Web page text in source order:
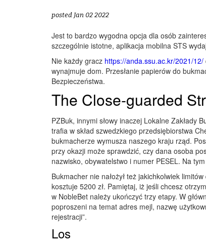
posted Jan 02 2022
Jest to bardzo wygodna opcja dla osób
szczególnie istotne, aplikacja mobilna STS
Nie każdy gracz https://anda.ssu.ac.kr/2021/12/
wynajmuje dom. Przesłanie papierów do
Bezpieczeństwa.
The Close-guarded
PZBuk, innymi słowy inaczej Lokalne Zakłady
trafia w skład szwedzkiego przedsiębiorstwa
bukmacherze wymusza naszego kraju rząd.
przy okazji może sprawdzić, czy dana osoba
nazwisko, obywatelstwo i numer PESEL. Na
Bukmacher nie nałożył też jakichkolwiek
kosztuje 5200 zł. Pamiętaj, iż jeśli chcesz
w NobleBet należy ukończyć trzy etapy. W
poproszeni na temat adres mejl, nazwę
rejestracji”.
Los